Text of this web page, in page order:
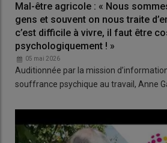
Mal-être agricole : « Nous
gens et souvent on nous traite
c’est difficile à vivre, il faut être
psychologiquement ! »
05 mai 2026
Auditionnée par la mission
souffrance psychique au travail, Anne